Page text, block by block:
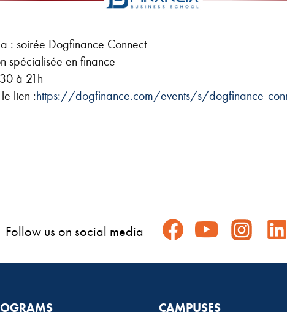
: soirée Dogfinance Connect
spécialisée en finance
à 21h
lien :https://dogfinance.com/events/s/dogfinance-
Follow us on social media
CAMPUSES